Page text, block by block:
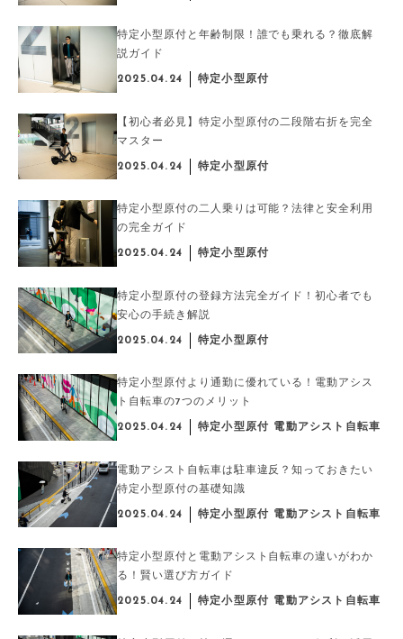
特定小型原付と年齢制限！誰でも乗れる？徹底解
説ガイド
2025.04.24 特定小型原付
【初心者必見】特定小型原付の二段階右折を完全
マスター
2025.04.24 特定小型原付
特定小型原付の二人乗りは可能？法律と安全利用
の完全ガイド
2025.04.24 特定小型原付
特定小型原付の登録方法完全ガイド！初心者でも
安心の手続き解説
2025.04.24 特定小型原付
特定小型原付より通勤に優れている！電動アシス
ト自転車の7つのメリット
2025.04.24 特定小型原付 電動アシスト自転車
電動アシスト自転車は駐車違反？知っておきたい
特定小型原付の基礎知識
2025.04.24 特定小型原付 電動アシスト自転車
特定小型原付と電動アシスト自転車の違いがわか
る！賢い選び方ガイド
2025.04.24 特定小型原付 電動アシスト自転車